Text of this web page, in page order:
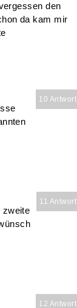
den
da kam mir
10 Antwort
11 Antwort
zweite
12 Antwort